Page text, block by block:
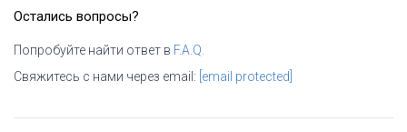
Остались вопросы?
Попробуйте найти ответ в F.A.Q.
Свяжитесь с нами через email: [email protected]